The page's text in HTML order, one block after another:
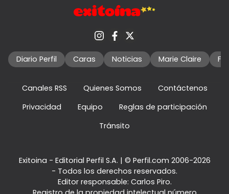
Diario Perfil Caras Noticias Marie Claire
Canales RSS Quienes Somos
Contáctenos
Privacidad
Equipo
Reglas de participación
Tránsito
Exitoina - Editorial Perfil S.A. | © Perfil.com 2006-2026
- Todos los derechos reservados.
Editor responsable: Carlos Piro.